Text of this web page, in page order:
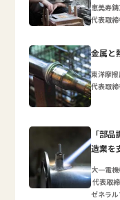
恵美寿
代表取
金属と
東洋摩
代表取
「部
造業を
大一電
代表取
ゼネラ